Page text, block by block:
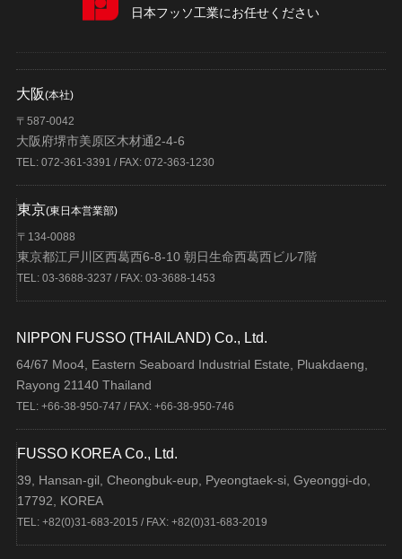
日本フッソ工業にお任せください
大阪(本社)
〒587-0042
大阪府堺市美原区木材通2-4-6
TEL: 072-361-3391 / FAX: 072-363-1230
東京(東日本営業部)
〒134-0088
東京都江戸川区西葛西6-8-10 朝日生命西葛西ビル7階
TEL: 03-3688-3237 / FAX: 03-3688-1453
NIPPON FUSSO (THAILAND) Co., Ltd.
64/67 Moo4, Eastern Seaboard Industrial Estate, Pluakdaeng,
Rayong 21140 Thailand
TEL: +66-38-950-747 / FAX: +66-38-950-746
FUSSO KOREA Co., Ltd.
39, Hansan-gil, Cheongbuk-eup, Pyeongtaek-si, Gyeonggi-do,
17792, KOREA
TEL: +82(0)31-683-2015 / FAX: +82(0)31-683-2019